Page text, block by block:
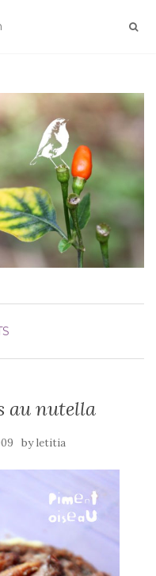
au nutella
byletitia